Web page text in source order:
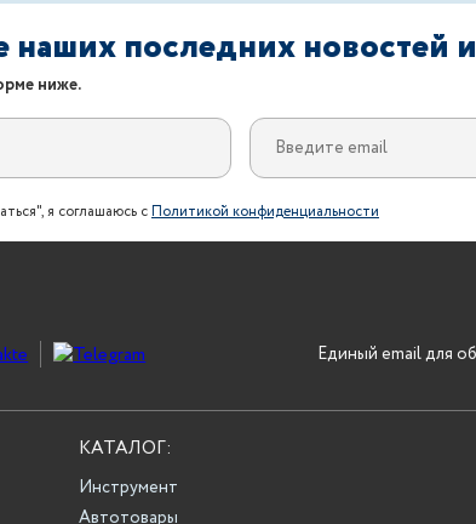
наших последних новостей
ниже.
я соглашаюсь сПолитикой конфиденциальности
Единый email для
КАТАЛОГ:
Инструмент
Автотовары